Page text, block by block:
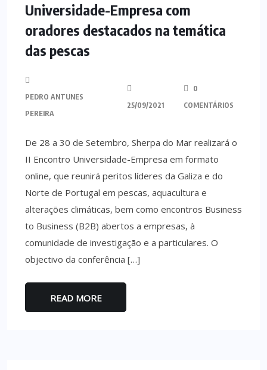
Universidade-Empresa com
oradores destacados na temática
das pescas
PEDRO ANTUNES
PEREIRA
25/09/2021
0
COMENTÁRIOS
De 28 a 30 de Setembro, Sherpa do Mar realizará o
II Encontro Universidade-Empresa em formato
online, que reunirá peritos líderes da Galiza e do
Norte de Portugal em pescas, aquacultura e
alterações climáticas, bem como encontros Business
to Business (B2B) abertos a empresas, à
comunidade de investigação e a particulares. O
objectivo da conferência […]
READ MORE